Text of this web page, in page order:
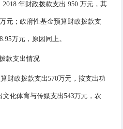
2018 年财政拨款支出 950 万元， 其
元；政府性基金预算财政拨款支
万元，原因同上。
款支出情况
财政拨款支出570万元，按支出功
化体育与传媒支出543万元，农